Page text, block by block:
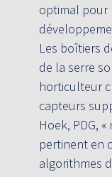
optimal pour
Les boîtiers
de la serre
horticulteur
capteurs
Hoek, PDG,
pertinent en
algorithmes